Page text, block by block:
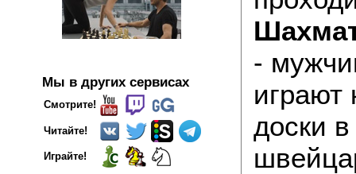
Мы в других сервисах
Смотрите!
Читайте!
Играйте!
-
играют
доски